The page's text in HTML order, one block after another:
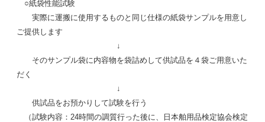
○紙袋性能試験
実際に運搬に使用するものと同じ仕様の紙袋サンプルを用意し
ご提供します
↓
そのサンプル袋に内容物を袋詰めして供試品を４袋ご用意いた
だく
↓
供試品をお預かりして試験を行う
（試験内容：24時間の調質行った後に、日本舶用品検定協会検定